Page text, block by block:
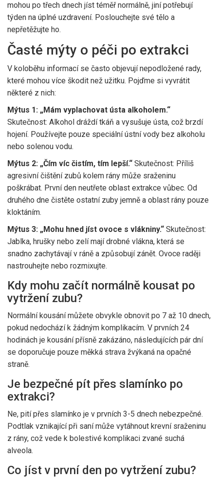
mohou po třech dnech jíst téměř normálně, jiní potřebují
týden na úplné uzdravení. Poslouchejte své tělo a
nepřetěžujte ho.
Časté mýty o péči po extrakci
V koloběhu informací se často objevují nepodložené rady,
které mohou více škodit než užitku. Pojďme si vyvrátit
některé z nich:
Mýtus 1: „Mám vyplachovat ústa alkoholem.“
Skutečnost: Alkohol dráždí tkáň a vysušuje ústa, což brzdí
hojení. Používejte pouze speciální ústní vody bez alkoholu
nebo solenou vodu.
Mýtus 2: „Čím víc čistím, tím lepší.“ Skutečnost: Příliš
agresivní čištění zubů kolem rány může sraženinu
poškrábat. První den neutřete oblast extrakce vůbec. Od
druhého dne čistěte ostatní zuby jemně a oblast rány pouze
kloktáním.
Mýtus 3: „Mohu hned jíst ovoce s vlákniny.“ Skutečnost:
Jablka, hrušky nebo zelí mají drobné vlákna, která se
snadno zachytávají v ráně a způsobují zánět. Ovoce raději
nastrouhejte nebo rozmixujte.
Kdy mohu začít normálně kousat po
vytržení zubu?
Normální kousání můžete obvykle obnovit po 7 až 10 dnech,
pokud nedochází k žádným komplikacím. V prvních 24
hodinách je kousání přísně zakázáno, následujících pár dní
se doporučuje pouze měkká strava žvýkaná na opačné
straně.
Je bezpečné pít přes slamínko po
extrakci?
Ne, pití přes slamínko je v prvních 3-5 dnech nebezpečné.
Podtlak vznikající při saní může vytáhnout krevní sraženinu
z rány, což vede k bolestivé komplikaci zvané suchá
alveola.
Co jíst v první den po vytržení zubu?